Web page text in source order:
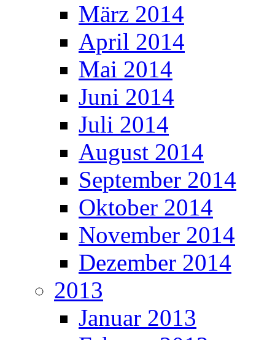
März 2014
April 2014
Mai 2014
Juni 2014
Juli 2014
August 2014
September 2014
Oktober 2014
November 2014
Dezember 2014
2013
Januar 2013